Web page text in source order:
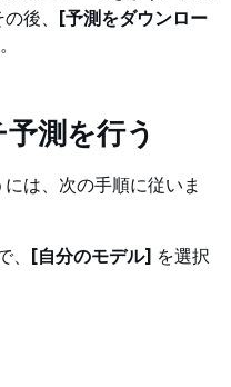
後、 [予測をダウンロー
測を行う
は、次の手順に従いま
[自分のモデル] を選択